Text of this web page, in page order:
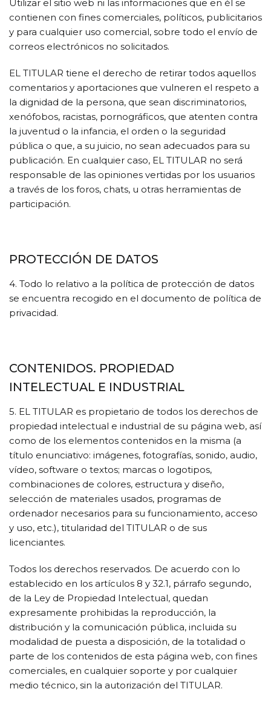
Utilizar el sitio web ni las informaciones que en él se
contienen con fines comerciales, políticos, publicitarios
y para cualquier uso comercial, sobre todo el envío de
correos electrónicos no solicitados.
EL TITULAR tiene el derecho de retirar todos aquellos
comentarios y aportaciones que vulneren el respeto a
la dignidad de la persona, que sean discriminatorios,
xenófobos, racistas, pornográficos, que atenten contra
la juventud o la infancia, el orden o la seguridad
pública o que, a su juicio, no sean adecuados para su
publicación. En cualquier caso, EL TITULAR no será
responsable de las opiniones vertidas por los usuarios
a través de los foros, chats, u otras herramientas de
participación.
PROTECCIÓN DE DATOS
4. Todo lo relativo a la política de protección de datos
se encuentra recogido en el documento de política de
privacidad.
CONTENIDOS. PROPIEDAD
INTELECTUAL E INDUSTRIAL
5. EL TITULAR es propietario de todos los derechos de
propiedad intelectual e industrial de su página web, así
como de los elementos contenidos en la misma (a
título enunciativo: imágenes, fotografías, sonido, audio,
vídeo, software o textos; marcas o logotipos,
combinaciones de colores, estructura y diseño,
selección de materiales usados, programas de
ordenador necesarios para su funcionamiento, acceso
y uso, etc.), titularidad del TITULAR o de sus
licenciantes.
Todos los derechos reservados. De acuerdo con lo
establecido en los artículos 8 y 32.1, párrafo segundo,
de la Ley de Propiedad Intelectual, quedan
expresamente prohibidas la reproducción, la
distribución y la comunicación pública, incluida su
modalidad de puesta a disposición, de la totalidad o
parte de los contenidos de esta página web, con fines
comerciales, en cualquier soporte y por cualquier
medio técnico, sin la autorización del TITULAR.